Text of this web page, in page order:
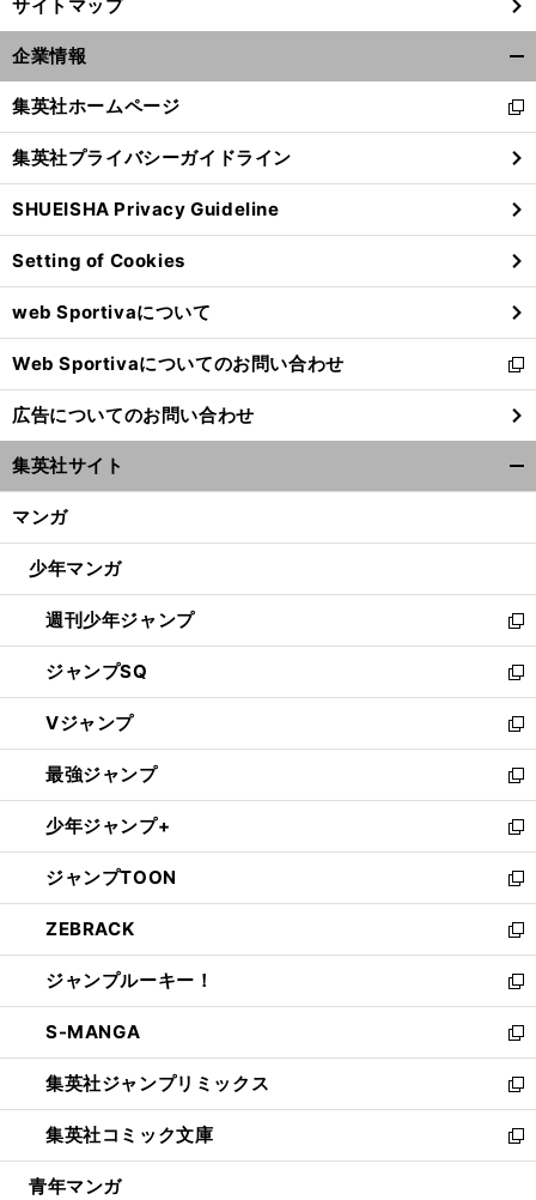
サイトマップ
企業情報
閉
る
集英社ホームページ
新
し
い
ウ
ィ
ン
ド
ウ
で
開
く
集英社プライバシーガイドライン
SHUEISHA Privacy Guideline
Setting of Cookies
web Sportivaについて
Web Sportivaについてのお問い合わせ
新
し
い
ウ
ィ
ン
ウ
開
く
広告についてのお問い合わせ
集英社サイト
マンガ
少年マンガ
週刊少年ジャンプ
新
し
い
ウ
ィ
ン
ド
ウ
で
開
く
ジャンプSQ
新
し
い
ウ
ィ
ン
ド
ウ
で
開
く
Vジャンプ
新
し
い
ウ
ィ
ン
ド
ウ
で
開
く
最強ジャンプ
新
し
い
ウ
ィ
ン
ド
ウ
で
開
く
少年ジャンプ+
新
し
い
ウ
ィ
ン
ド
ウ
で
開
く
ジャンプTOON
新
し
い
ウ
ィ
ン
ド
ウ
で
開
く
ZEBRACK
新
し
い
ウ
ィ
ン
ド
ウ
で
開
ジャンプルーキー！
新
し
い
ウ
ィ
ン
ド
ウ
S-MANGA
新
し
い
ウ
ィ
ン
集英社ジャンプリミックス
新
し
い
ウ
集英社コミック文庫
新
し
青年マンガ